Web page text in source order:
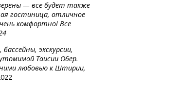
— все будет также
гостиница, отличное
комфортно! Все
бассейны, экскурсии,
Таисии Обер.
ними любовью к Штирии,